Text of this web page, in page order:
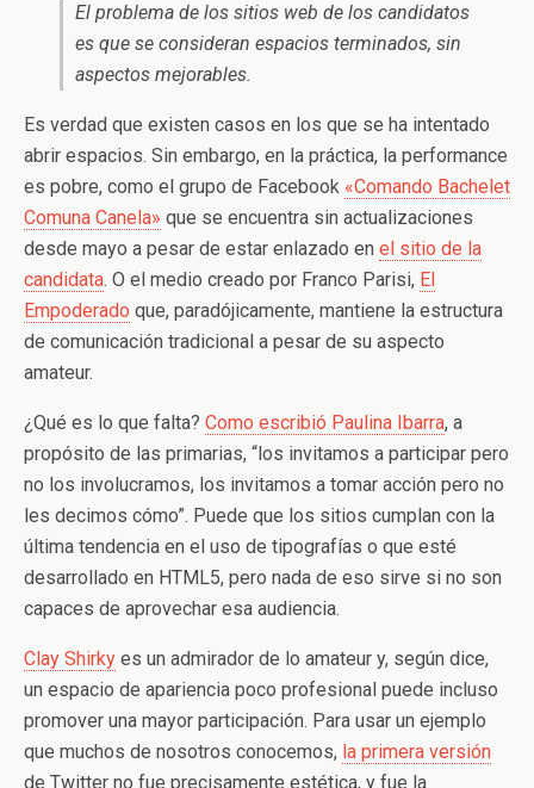
El problema de los sitios web de los candidatos
es que se consideran espacios terminados, sin
aspectos mejorables.
Es verdad que existen casos en los que se ha intentado
abrir espacios. Sin embargo, en la práctica, la performance
es pobre, como el grupo de Facebook «Comando Bachelet
Comuna Canela» que se encuentra sin actualizaciones
desde mayo a pesar de estar enlazado en el sitio de la
candidata. O el medio creado por Franco Parisi, El
Empoderado que, paradójicamente, mantiene la estructura
de comunicación tradicional a pesar de su aspecto
amateur.
¿Qué es lo que falta? Como escribió Paulina Ibarra, a
propósito de las primarias, “los invitamos a participar pero
no los involucramos, los invitamos a tomar acción pero no
les decimos cómo”. Puede que los sitios cumplan con la
última tendencia en el uso de tipografías o que esté
desarrollado en HTML5, pero nada de eso sirve si no son
capaces de aprovechar esa audiencia.
Clay Shirky es un admirador de lo amateur y, según dice,
un espacio de apariencia poco profesional puede incluso
promover una mayor participación. Para usar un ejemplo
que muchos de nosotros conocemos, la primera versión
de Twitter no fue precisamente estética, y fue la